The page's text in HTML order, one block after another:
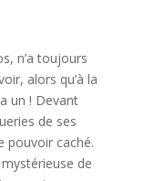
n’a toujours
alors qu’à la
un ! Devant
de ses
pouvoir caché.
de